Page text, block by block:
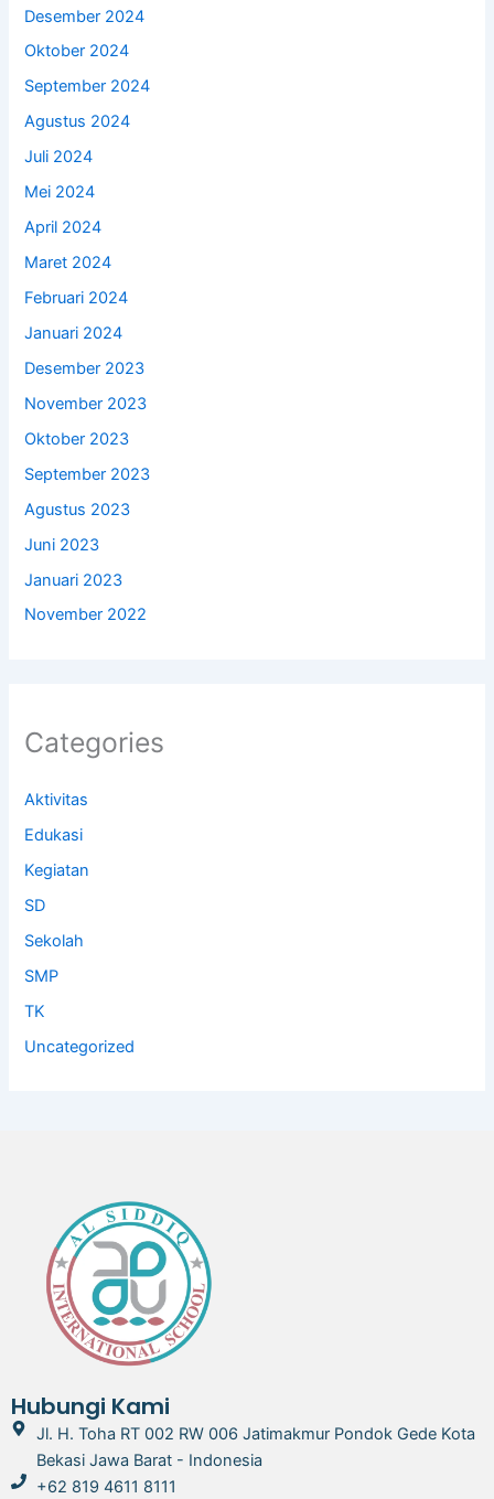
Desember 2024
Oktober 2024
September 2024
Agustus 2024
Juli 2024
Mei 2024
April 2024
Maret 2024
Februari 2024
Januari 2024
Desember 2023
November 2023
Oktober 2023
September 2023
Agustus 2023
Juni 2023
Januari 2023
November 2022
Categories
Aktivitas
Edukasi
Kegiatan
SD
Sekolah
SMP
TK
Uncategorized
Hubungi Kami
Jl. H. Toha RT 002 RW 006 Jatimakmur Pondok Gede Kota
Bekasi Jawa Barat - Indonesia
+62 819 4611 8111